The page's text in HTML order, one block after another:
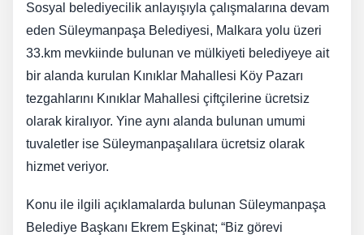
Sosyal belediyecilik anlayışıyla çalışmalarına devam
eden Süleymanpaşa Belediyesi, Malkara yolu üzeri
33.km mevkiinde bulunan ve mülkiyeti belediyeye ait
bir alanda kurulan Kınıklar Mahallesi Köy Pazarı
tezgahlarını Kınıklar Mahallesi çiftçilerine ücretsiz
olarak kiralıyor. Yine aynı alanda bulunan umumi
tuvaletler ise Süleymanpaşalılara ücretsiz olarak
hizmet veriyor.
Konu ile ilgili açıklamalarda bulunan Süleymanpaşa
Belediye Başkanı Ekrem Eşkinat; “Biz görevi